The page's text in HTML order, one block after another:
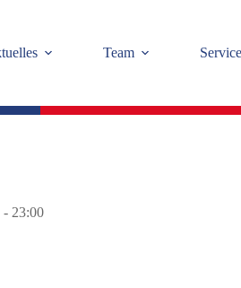
Team Service
- 23:00